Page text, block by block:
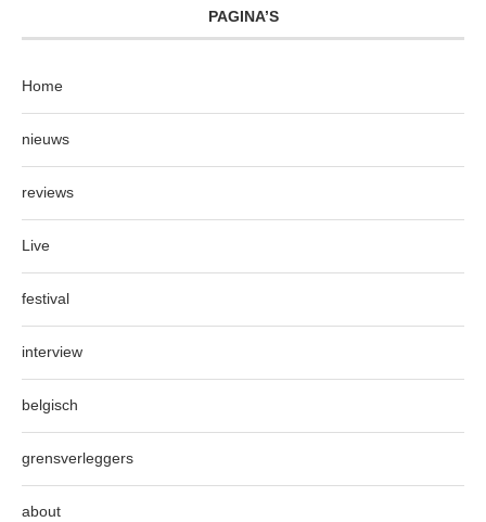
PAGINA’S
Home
nieuws
reviews
Live
festival
interview
belgisch
grensverleggers
about